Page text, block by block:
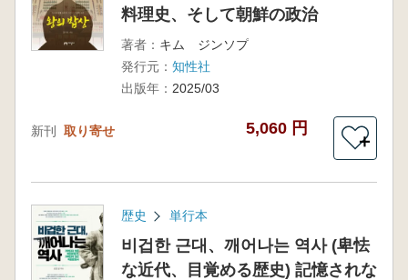
料理史、そして朝鮮の政治
著者： キム ジンソプ
発行元： 知性社
出版年： 2025/03
新刊 取り寄せ 5,060 円
＋
歴史 単行本
비겁한 근대、깨어나는 역사 (卑怯
な近代、目覚める歴史) 記憶されな